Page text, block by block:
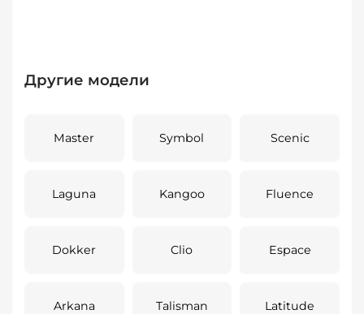
Другие модели
Master Symbol Scenic
Laguna Kangoo Fluence
Dokker Clio Espace
Arkana Talisman Latitude